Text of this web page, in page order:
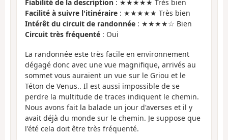
Fiabilité de la description : ★★★★★ Très bien
Facilité à suivre l'itinéraire : ★★★★★ Très bien
Intérêt du circuit de randonnée : ★★★★☆ Bien
Circuit très fréquenté : Oui
La randonnée este très facile en environnement
dégagé donc avec une vue magnifique, arrivés au
sommet vous auraient un vue sur le Griou et le
Téton de Venus.. Il est aussi impossible de se
perdre la multitude de traces indiquent le chemin.
Nous avons fait la balade un jour d'averses et il y
avait déjà du monde sur le chemin. Je suppose que
l'été cela doit être très fréquenté.